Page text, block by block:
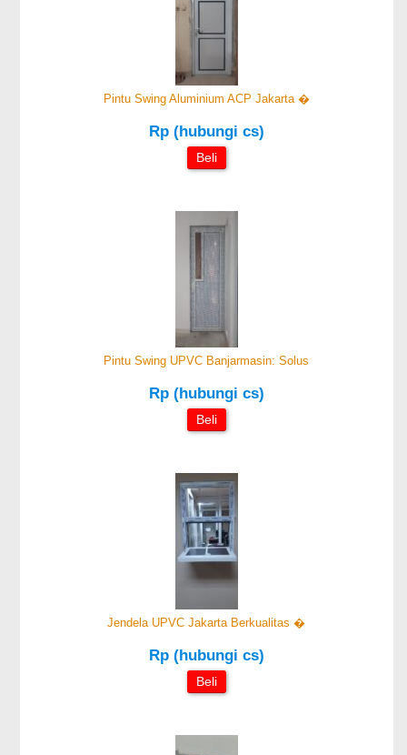
Pintu Swing Aluminium ACP Jakarta �
Rp (hubungi cs)
Beli
Pintu Swing UPVC Banjarmasin: Solus
Rp (hubungi cs)
Beli
Jendela UPVC Jakarta Berkualitas �
Rp (hubungi cs)
Beli